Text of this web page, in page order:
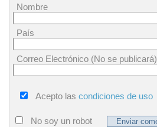
Nombre
País
Correo Electrónico (No se publicará)
Acepto las condiciones de uso
No soy un robot